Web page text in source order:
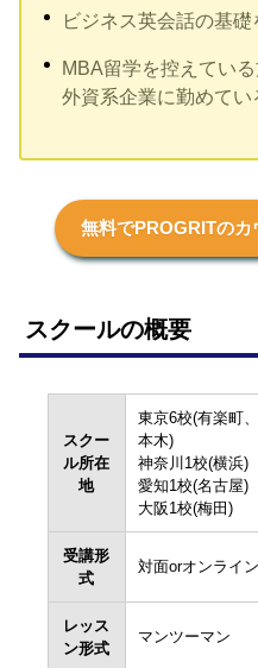
ビジネス英会話の基
MBA留学を控えてい
外資系企業に勤めてい
無料でPROGRITのカ
スクールの概要
スクー
ル所在
地
東京6校(有楽町
本木)
神奈川1校(横浜)
愛知1校(名古屋)
大阪1校(梅田)
受講形
式
対面orオンライン
レッス
ン形式
マンツーマン